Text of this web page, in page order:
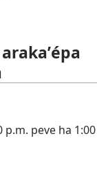
p.m. peve ha